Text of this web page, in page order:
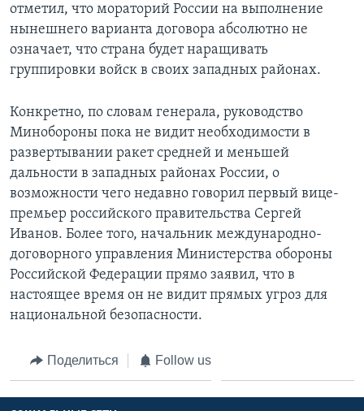
отметил, что мораторий России на выполнение
нынешнего варианта договора абсолютно не
означает, что страна будет наращивать
группировки войск в своих западных районах.
Конкретно, по словам генерала, руководство
Минобороны пока не видит необходимости в
развертывании ракет средней и меньшей
дальности в западных районах России, о
возможности чего недавно говорил первый вице-
премьер российского правительства Сергей
Иванов. Более того, начальник международно-
договорного управления Министерства обороны
Российской Федерации прямо заявил, что в
настоящее время он не видит прямых угроз для
национальной безопасности.
Поделиться Follow us